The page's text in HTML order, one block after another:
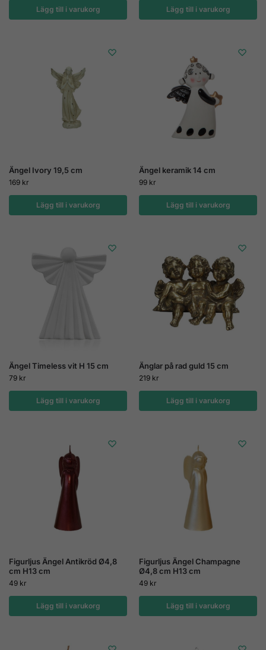
Lägg till i varukorg Lägg till i varukorg
Ängel Ivory 19,5 cm
169 kr
Lägg till i varukorg
Ängel keramik 14 cm
99 kr
Lägg till i varukorg
Ängel Timeless vit H 15 cm
79 kr
Lägg till i varukorg
Änglar på rad guld 15 cm
219 kr
Lägg till i varukorg
Figurljus Ängel Antikröd Ø4,8
cm H13 cm
49 kr
Lägg till i varukorg
Figurljus Ängel Champagne
Ø4,8 cm H13 cm
49 kr
Lägg till i varukorg